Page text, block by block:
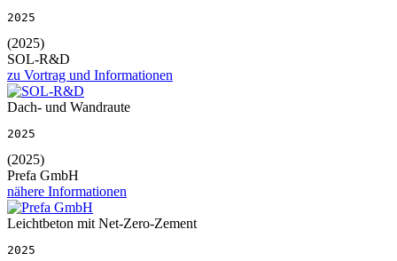
2025
(2025)
SOL-R&D
zu Vortrag und Informationen
Dach- und Wandraute
2025
(2025)
Prefa GmbH
nähere Informationen
Leichtbeton mit Net-Zero-Zement
2025